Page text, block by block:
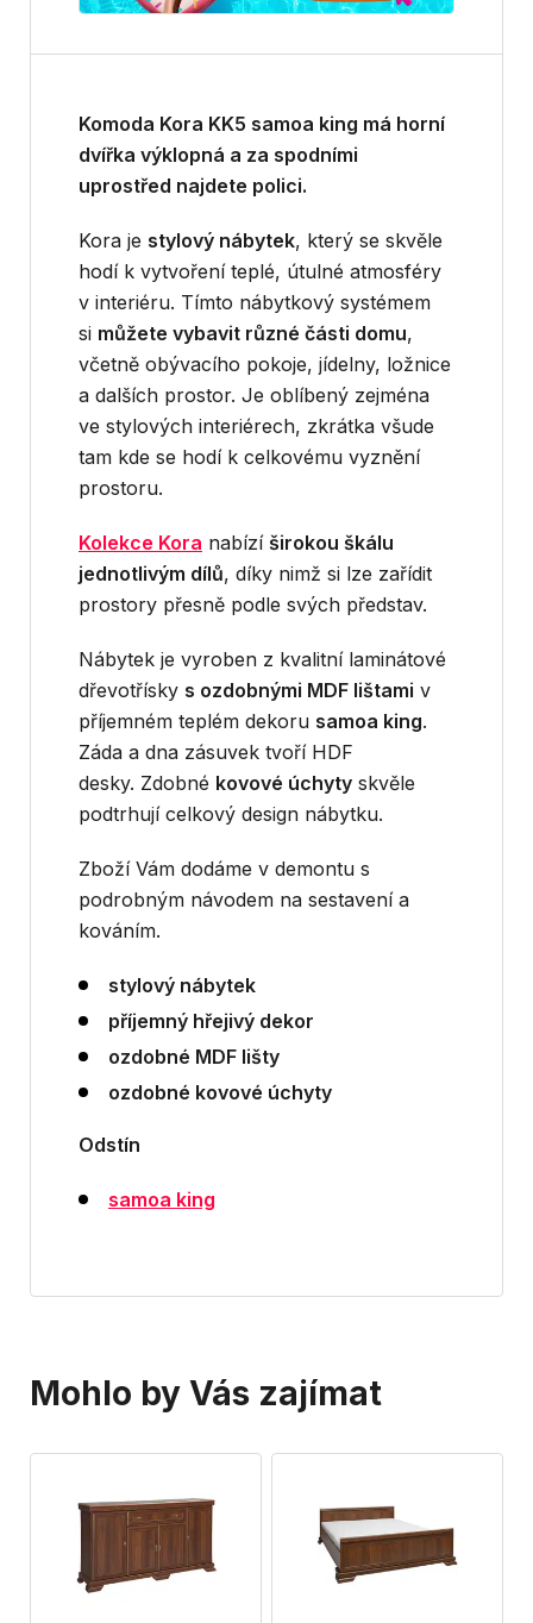
Komoda Kora KK5 samoa king má horní
dvířka výklopná a za spodními
uprostřed najdete polici.
Kora je stylový nábytek, který se skvěle
hodí k vytvoření teplé, útulné atmosféry
v interiéru. Tímto nábytkový systémem
si můžete vybavit různé části domu,
včetně obývacího pokoje, jídelny, ložnice
a dalších prostor. Je oblíbený zejména
ve stylových interiérech, zkrátka všude
tam kde se hodí k celkovému vyznění
prostoru.
Kolekce Kora nabízí širokou škálu
jednotlivým dílů, díky nimž si lze zařídit
prostory přesně podle svých představ.
Nábytek je vyroben z kvalitní laminátové
dřevotřísky s ozdobnými MDF lištami v
příjemném teplém dekoru samoa king.
Záda a dna zásuvek tvoří HDF
desky. Zdobné kovové úchyty skvěle
podtrhují celkový design nábytku.
Zboží Vám dodáme v demontu s
podrobným návodem na sestavení a
kováním.
stylový nábytek
příjemný hřejivý dekor
ozdobné MDF lišty
ozdobné kovové úchyty
Odstín
samoa king
Mohlo by Vás zajímat